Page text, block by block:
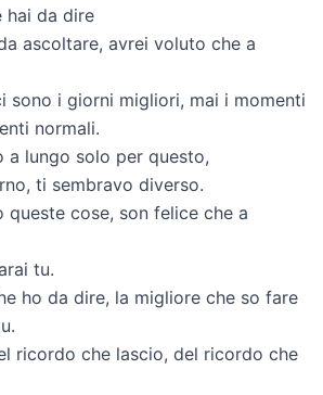
hai da dire
ascoltare, avrei voluto che a
sono i giorni migliori, mai i momenti
normali.
a lungo solo per questo,
ti sembravo diverso.
queste cose, son felice che a
tu.
ho da dire, la migliore che so fare
ricordo che lascio, del ricordo che